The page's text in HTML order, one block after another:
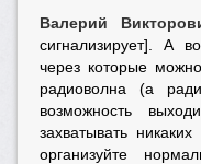
Валерий
сигнализирует]. А
через которые
радиоволна (а
возможность
захватывать
организуйте